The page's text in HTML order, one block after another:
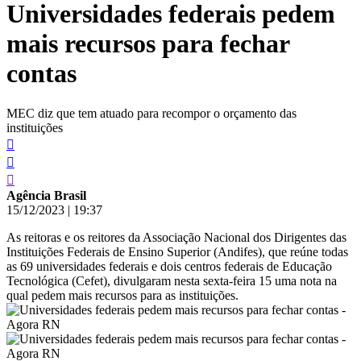
conteúdo
Universidades federais pedem
mais recursos para fechar
contas
MEC diz que tem atuado para recompor o orçamento das
instituições
Agência Brasil
15/12/2023 | 19:37
As reitoras e os reitores da Associação Nacional dos Dirigentes das
Instituições Federais de Ensino Superior (Andifes), que reúne todas
as 69 universidades federais e dois centros federais de Educação
Tecnológica (Cefet), divulgaram nesta sexta-feira 15 uma nota na
qual pedem mais recursos para as instituições.